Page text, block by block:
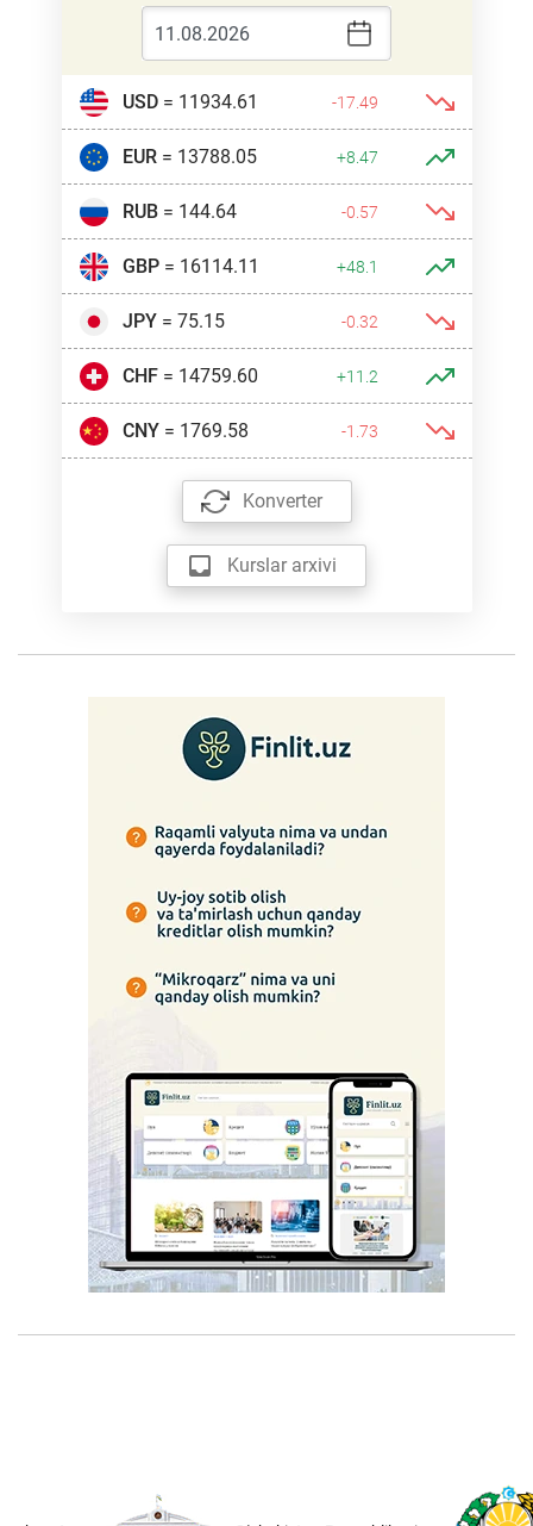
USD= 11934.61 -17.49
EUR= 13788.05 +8.47
RUB= 144.64 -0.57
GBP= 16114.11 +48.1
JPY= 75.15 -0.32
CHF= 14759.60 +11.2
CNY= 1769.58 -1.73
Konverter
Kurslar arxivi